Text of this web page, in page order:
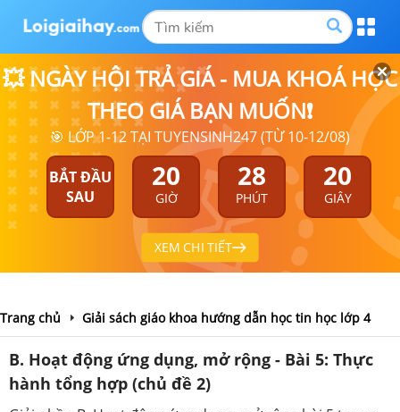
💥 NGÀY HỘI TRẢ GIÁ - MUA KHOÁ HỌC
THEO GIÁ BẠN MUỐN❗
🎯 LỚP 1-12 TẠI TUYENSINH247 (TỪ 10-12/08)
BẮT ĐẦU
SAU
20
GIỜ
28
PHÚT
20
GIÂY
XEM CHI TIẾT
Trang chủ Giải sách giáo khoa hướng dẫn học tin học lớp 4
B. Hoạt động ứng dụng, mở rộng - Bài 5: Thực
hành tổng hợp (chủ đề 2)